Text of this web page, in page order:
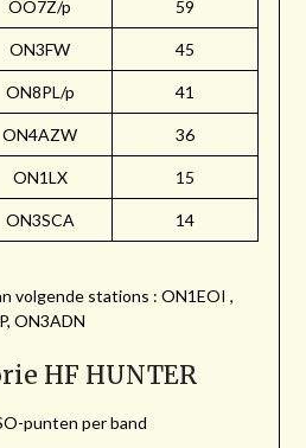
OO7Z/p 59
ON3FW 45
ON8PL/p 41
ON4AZW 36
ON1LX 15
ON3SCA 14
volgende stations : ON1EOI ,
ON3ADN
HF HUNTER
punten per band